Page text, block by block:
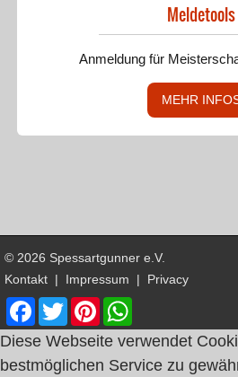
Meldetools
Anmeldung für
MEHR
© 2026 Spessartgunner e.V.
Kontakt | Impressum |
Privacy
Facebook
TwitterPinterest
Diese Webseite verwendet
bestmöglichen Service zu